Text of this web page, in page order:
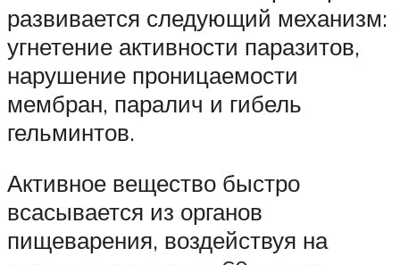
развивается следующий механизм:
угнетение активности паразитов,
нарушение проницаемости
мембран, паралич и гибель
гельминтов.
Активное вещество быстро
всасывается из органов
пищеварения, воздействуя на